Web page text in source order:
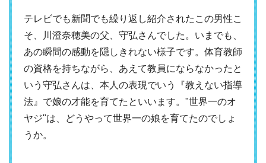
テレビでも新聞でも繰り返し紹介されたこの男性こ
そ、川澄奈穂美の父、守弘さんでした。いまでも、
あの瞬間の感動を隠しきれない様子です。体育教師
の資格を持ちながら、あえて教員にならなかったと
いう守弘さんは、本人の表現でいう『教えない指導
法』で娘の才能を育てたといいます。"世界一のオ
ヤジ"は、どうやって世界一の娘を育てたのでしょ
うか。